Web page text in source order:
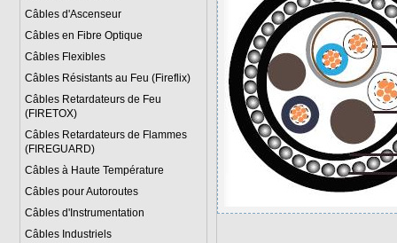
Câbles d'Ascenseur
Câbles en Fibre Optique
Câbles Flexibles
Câbles Résistants au Feu (Fireflix)
Câbles Retardateurs de Feu
(FIRETOX)
Câbles Retardateurs de Flammes
(FIREGUARD)
Câbles à Haute Température
Câbles pour Autoroutes
Câbles d'Instrumentation
Câbles Industriels